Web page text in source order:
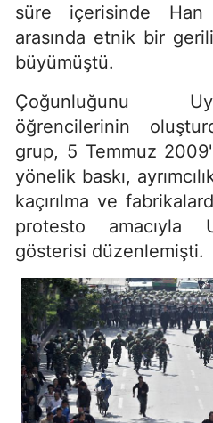
süre içerisinde Han
arasında etnik bir
büyümüştü.
Çoğunluğunu
öğrencilerinin
grup, 5 Temmuz
yönelik baskı,
kaçırılma ve
protesto amacıyla
gösterisi düzenlemişti.